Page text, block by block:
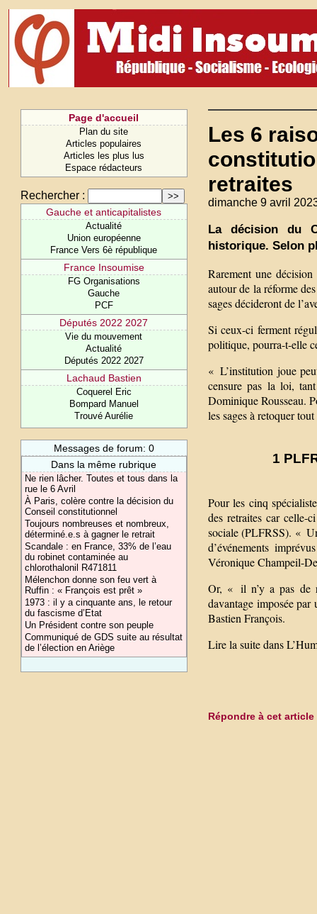
Page d'accueil
Plan du site
Articles populaires
Articles les plus lus
Espace rédacteurs
Rechercher :
Gauche et anticapitalistes
Actualité
Union européenne
France Vers 6è république
France Insoumise
FG Organisations
Gauche
PCF
Députés 2022 2027
Vie du mouvement
Actualité
Députés 2022 2027
Lachaud Bastien
Coquerel Eric
Bompard Manuel
Trouvé Aurélie
Messages de forum: 0
Dans la même rubrique
Ne rien lâcher. Toutes et tous dans la
rue le 6 Avril
À Paris, colère contre la décision du
Conseil constitutionnel
Toujours nombreuses et nombreux,
déterminé.e.s à gagner le retrait
Scandale : en France, 33% de l’eau
du robinet contaminée au
chlorothalonil R471811
Mélenchon donne son feu vert à
Ruffin : « François est prêt »
1973 : il y a cinquante ans, le retour
du fascisme d’Etat
Un Président contre son peuple
Communiqué de GDS suite au résultat
de l’élection en Ariège
Les 6
retraites
dimanche 9 avril
La décision du
historique. Selon
Rarement une
autour de la réforme
sages décideront de
Si ceux-ci ferment
politique, pourra-t-elle
« L’institution joue
censure pas la loi,
Dominique Rousseau.
les sages à retoquer
1
Pour les cinq
des retraites car celle-
sociale (PLFRSS). «
d’événements
Véronique Champeil-
Or, « il n’y a pas de
davantage imposée
Bastien François.
Lire la suite dans
Répondre à cet article